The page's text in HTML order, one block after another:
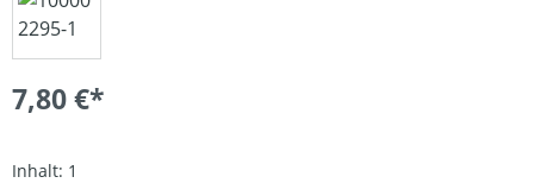
7,80 €*
Inhalt: 1